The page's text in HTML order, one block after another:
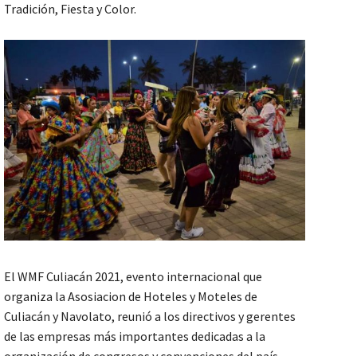
Tradición, Fiesta y Color.
El WMF Culiacán 2021, evento internacional que
organiza la Asosiacion de Hoteles y Moteles de
Culiacán y Navolato, reunió a los directivos y gerentes
de las empresas más importantes dedicadas a la